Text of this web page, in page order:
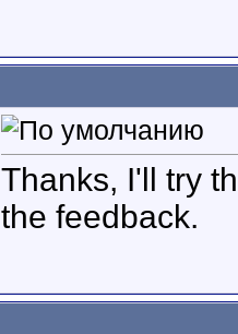
Thanks, I'll try
the feedback.